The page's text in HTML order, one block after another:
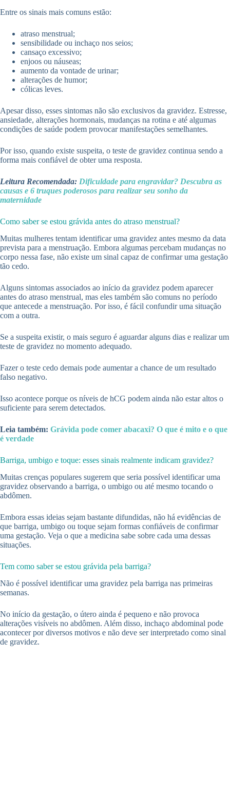
Entre os sinais mais comuns estão:
atraso menstrual;
sensibilidade ou inchaço nos seios;
cansaço excessivo;
enjoos ou náuseas;
aumento da vontade de urinar;
alterações de humor;
cólicas leves.
Apesar disso, esses sintomas não são exclusivos da gravidez. Estresse,
ansiedade, alterações hormonais, mudanças na rotina e até algumas
condições de saúde podem provocar manifestações semelhantes.
Por isso, quando existe suspeita, o teste de gravidez continua sendo a
forma mais confiável de obter uma resposta.
Leitura Recomendada: Dificuldade para engravidar? Descubra as
causas e 6 truques poderosos para realizar seu sonho da
maternidade
Como saber se estou grávida antes do atraso menstrual?
Muitas mulheres tentam identificar uma gravidez antes mesmo da data
prevista para a menstruação. Embora algumas percebam mudanças no
corpo nessa fase, não existe um sinal capaz de confirmar uma gestação
tão cedo.
Alguns sintomas associados ao início da gravidez podem aparecer
antes do atraso menstrual, mas eles também são comuns no período
que antecede a menstruação. Por isso, é fácil confundir uma situação
com a outra.
Se a suspeita existir, o mais seguro é aguardar alguns dias e realizar um
teste de gravidez no momento adequado.
Fazer o teste cedo demais pode aumentar a chance de um resultado
falso negativo.
Isso acontece porque os níveis de hCG podem ainda não estar altos o
suficiente para serem detectados.
Leia também: Grávida pode comer abacaxi? O que é mito e o que
é verdade
Barriga, umbigo e toque: esses sinais realmente indicam gravidez?
Muitas crenças populares sugerem que seria possível identificar uma
gravidez observando a barriga, o umbigo ou até mesmo tocando o
abdômen.
Embora essas ideias sejam bastante difundidas, não há evidências de
que barriga, umbigo ou toque sejam formas confiáveis de confirmar
uma gestação. Veja o que a medicina sabe sobre cada uma dessas
situações.
Tem como saber se estou grávida pela barriga?
Não é possível identificar uma gravidez pela barriga nas primeiras
semanas.
No início da gestação, o útero ainda é pequeno e não provoca
alterações visíveis no abdômen. Além disso, inchaço abdominal pode
acontecer por diversos motivos e não deve ser interpretado como sinal
de gravidez.